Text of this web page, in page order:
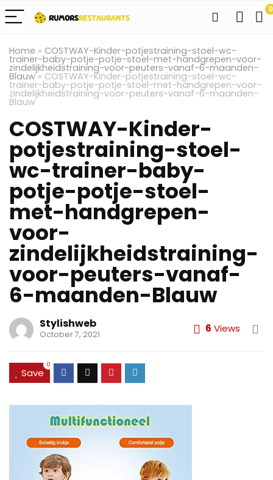
0
Home » COSTWAY-Kinder-potjestraining-stoel-wc-
trainer-baby-potje-potje-stoel-met-handgrepen-voor-
zindelijkheidstraining-voor-peuters-vanaf-6-maanden-
Blauw» COSTWAY-Kinder-potjestraining-stoel-wc-
trainer-baby-potje-potje-stoel-met-handgrepen-voor-
zindelijkheidstraining-voor-peuters-vanaf-6-maanden-
Blauw
COSTWAY-Kinder-
potjestraining-stoel-
wc-trainer-baby-
potje-potje-stoel-
met-handgrepen-
voor-
zindelijkheidstraining-
voor-peuters-vanaf-
6-maanden-Blauw
Stylishweb
October 7, 2021 6 Views
Save
0